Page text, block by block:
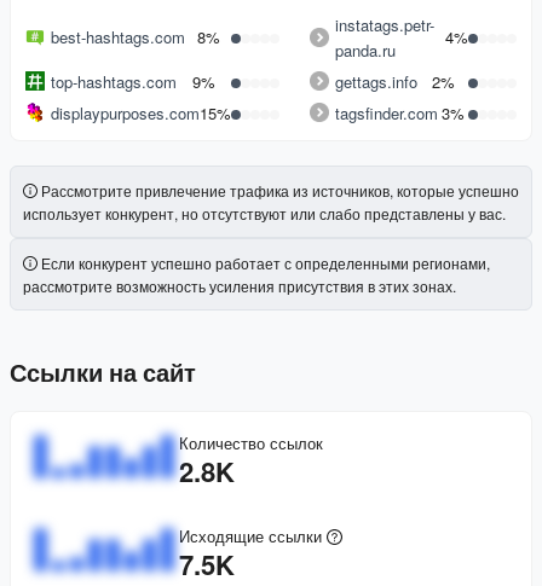
best-hashtags.com 8%
instatags.petr-
panda.ru
4%
top-hashtags.com
9% gettags.info
2%
displaypurposes.com15% tagsfinder.com 3%
Рассмотрите привлечение трафика из источников, которые успешно
использует конкурент, но отсутствуют или слабо представлены у вас.
Если конкурент успешно работает с определенными регионами,
рассмотрите возможность усиления присутствия в этих зонах.
Ссылки на сайт
Количество ссылок
2.8K
Исходящие ссылки
7.5K